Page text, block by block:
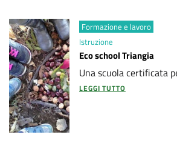
0
3
0
-
P
Formazione e lavoro
Istruzione
Eco school Triangia
Una scuola certificata
LEGGI TUTTO